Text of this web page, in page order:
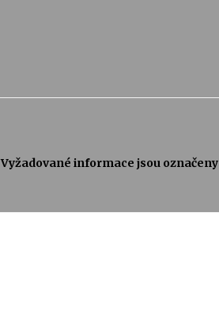
Vyžadované informace jsou označeny